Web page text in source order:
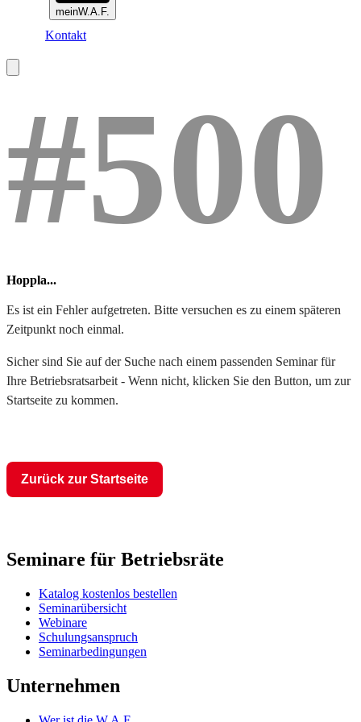
meinW.A.F.
Kontakt
#500
Hoppla...
Es ist ein Fehler aufgetreten. Bitte versuchen es zu einem späteren
Zeitpunkt noch einmal.
Sicher sind Sie auf der Suche nach einem passenden Seminar für
Ihre Betriebsratsarbeit - Wenn nicht, klicken Sie den Button, um zur
Startseite zu kommen.
Zurück zur Startseite
Seminare für Betriebsräte
Katalog kostenlos bestellen
Seminarübersicht
Webinare
Schulungsanspruch
Seminarbedingungen
Unternehmen